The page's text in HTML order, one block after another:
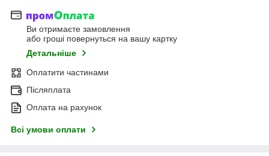
Ви отримаєте замовлення
або гроші повернуться на вашу картку
Детальніше
Оплатити частинами
Післяплата
Оплата на рахунок
Всі умови оплати